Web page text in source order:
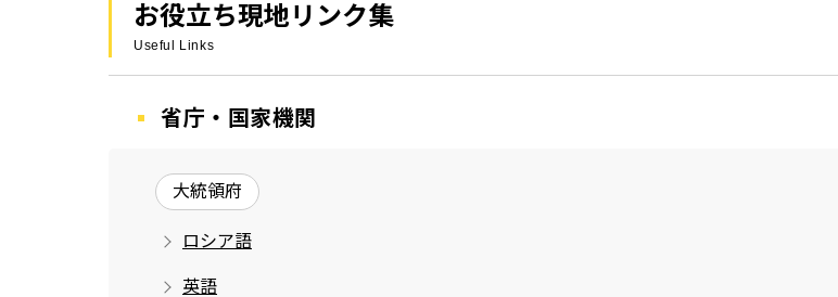
お役立ち現地リンク集
Useful Links
省庁・国家機関
大統領府
ロシア語
英語